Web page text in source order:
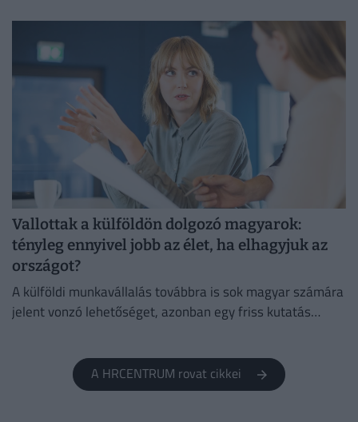
Vallottak a külföldön dolgozó magyarok:
tényleg ennyivel jobb az élet, ha elhagyjuk az
országot?
A külföldi munkavállalás továbbra is sok magyar számára
jelent vonzó lehetőséget, azonban egy friss kutatás
A HRCENTRUM rovat cikkei